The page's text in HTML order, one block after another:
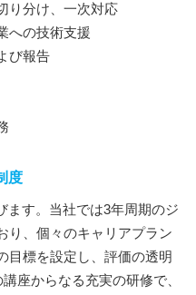
り分け、一次対応
への技術支援
び報告
度
ます。当社では3年周期のジ
り、個々のキャリアプラン
目標を設定し、評価の透明
座からなる充実の研修で、